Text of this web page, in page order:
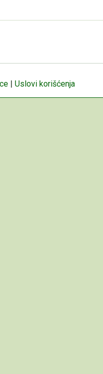
| Uslovi korišćenja